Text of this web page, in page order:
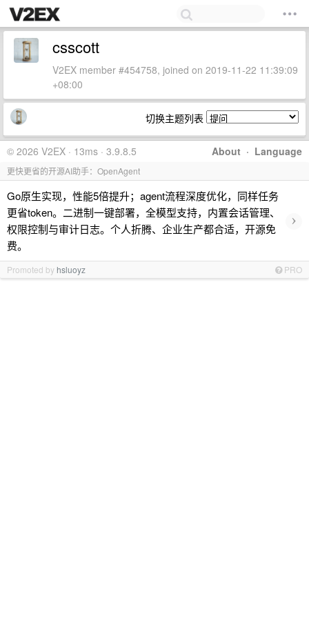
csscott
V2EX member #454758, joined on 2019-11-22 11:39:09
+08:00
切换主题列表
About · Language
© 2026 V2EX · 13ms · 3.9.8.5
更快更省的开源AI助手：OpenAgent
Go原生实现，性能5倍提升；agent流程深度优化，同样任务
更省token。二进制一键部署，全模型支持，内置会话管理、
权限控制与审计日志。个人折腾、企业生产都合适，开源免
费。
›
Promoted by hsluoyz PRO